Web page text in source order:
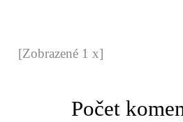
[Zobrazené 1 x]
Počet